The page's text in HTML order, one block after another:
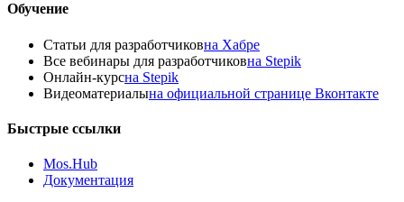
Обучение
Статьи для разработчиковна Хабре
Все вебинары для разработчиковна Stepik
Онлайн-курсна Stepik
Видеоматериалына официальной странице Вконтакте
Быстрые ссылки
Mos.Hub
Документация